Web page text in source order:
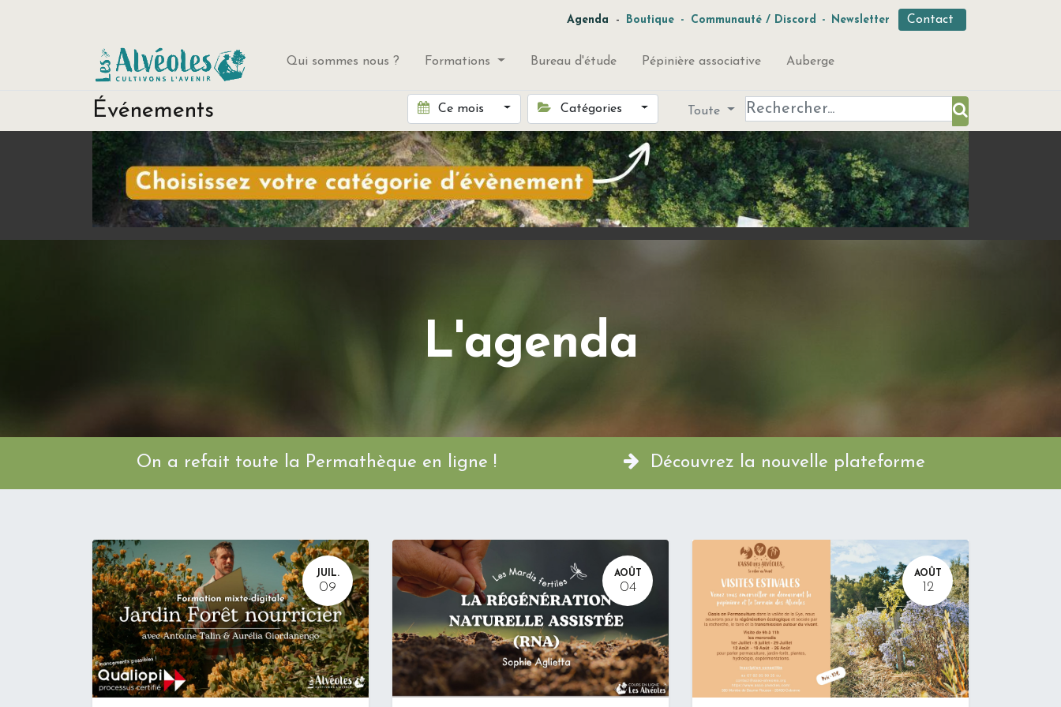
Agenda - Boutique - Communauté / Discord - Newsletter Contact
Qui sommes nous ? Formations Bureau d'étude Pépinière associative Auberge
Événements Ce mois Catégories Toute
L'agenda
On a refait toute la Permathèque en ligne ! Découvrez la nouvelle plateforme
JUIL.
09
AOÛT
04
AOÛT
12